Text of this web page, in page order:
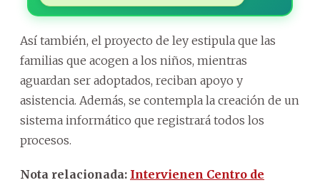
Así también, el proyecto de ley estipula que las
familias que acogen a los niños, mientras
aguardan ser adoptados, reciban apoyo y
asistencia. Además, se contempla la creación de un
sistema informático que registrará todos los
procesos.
Nota relacionada: Intervienen Centro de